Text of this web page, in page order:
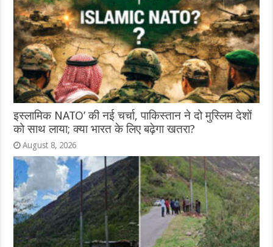
इस्लामिक NATO’ की नई चर्चा, पाकिस्तान ने दो मुस्लिम देशों
को साथ लाया; क्या भारत के लिए बढ़ेगा खतरा?
August 8, 2026